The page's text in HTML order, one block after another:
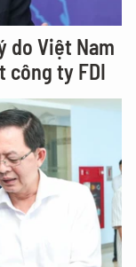
do Việt Nam
công ty FDI